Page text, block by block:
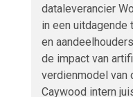
dataleverancier
in een uitdagende
en
de impact van
verdienmodel van
Caywood intern